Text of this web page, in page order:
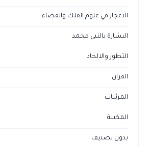
الاعجاز في علوم الفلك والفضاء
البشارة بالنبي محمد
التطور والالحاد
القرآن
المرئيات
المكتبة
بدون تصنيف